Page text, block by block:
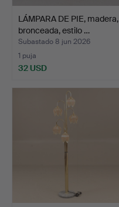
LÁMPARA DE PIE, madera,
bronceada, estilo …
Subastado 8 jun 2026
1 puja
32 USD